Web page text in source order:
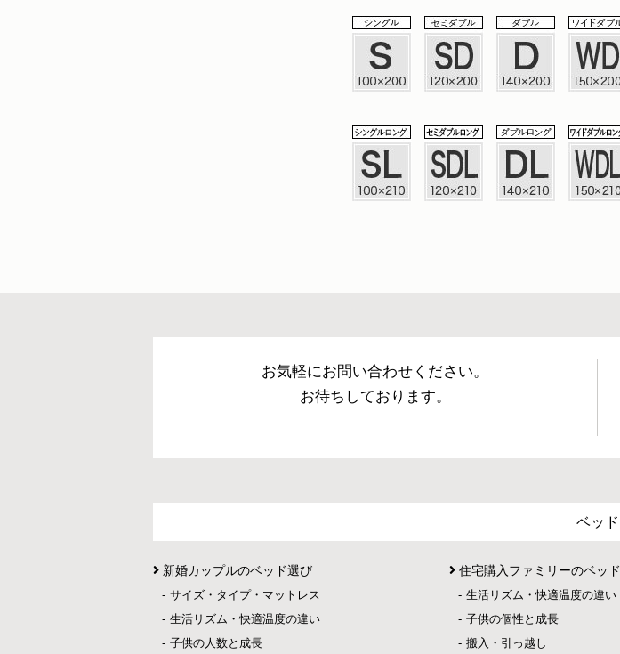
お気軽にお問い合わせください。
お待ちしております。
ベッド
新婚カップルのベッド選び
サイズ・タイプ・マットレス
生活リズム・快適温度の違い
子供の人数と成長
住宅購入ファミリーのベッド
生活リズム・快適温度の違い
子供の個性と成長
搬入・引っ越し